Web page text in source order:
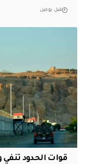
قبل يومين
قوات الحدود